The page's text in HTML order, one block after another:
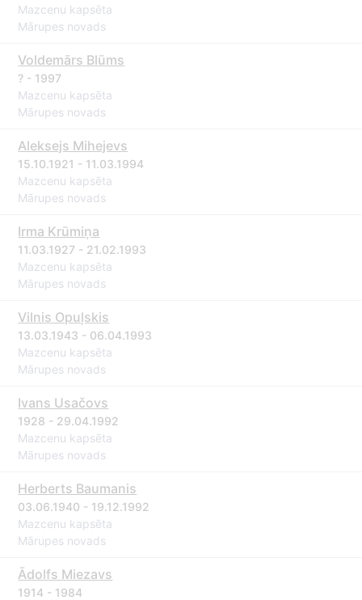
Mazcenu kapsēta
Mārupes novads
Voldemārs Blūms
? - 1997
Mazcenu kapsēta
Mārupes novads
Aleksejs Mihejevs
15.10.1921 - 11.03.1994
Mazcenu kapsēta
Mārupes novads
Irma Krūmiņa
11.03.1927 - 21.02.1993
Mazcenu kapsēta
Mārupes novads
Vilnis Opuļskis
13.03.1943 - 06.04.1993
Mazcenu kapsēta
Mārupes novads
Ivans Usačovs
1928 - 29.04.1992
Mazcenu kapsēta
Mārupes novads
Herberts Baumanis
03.06.1940 - 19.12.1992
Mazcenu kapsēta
Mārupes novads
Ādolfs Miezavs
1914 - 1984